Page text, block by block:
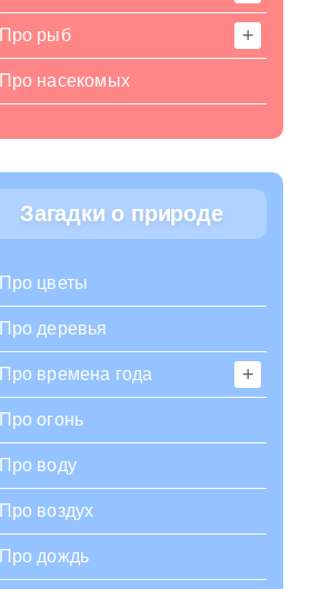
Про рыб
Про насекомых
Загадки о природе
Про цветы
Про деревья
Про времена года
Про огонь
Про воду
Про воздух
Про дождь